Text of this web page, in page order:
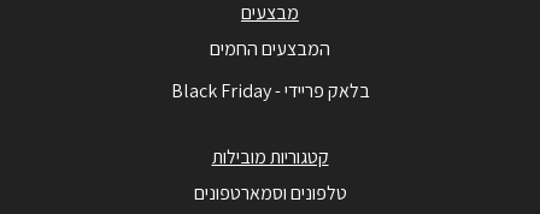
מבצעים
המבצעים החמים
בלאק פריידי - Black Friday
קטגוריות מובילות
טלפונים וסמארטפונים